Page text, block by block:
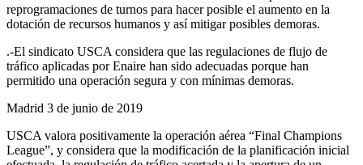
reprogramaciones de turnos para hacer posible el aumento en la
dotación de recursos humanos y así mitigar posibles demoras.
.-El sindicato USCA considera que las regulaciones de flujo de
tráfico aplicadas por Enaire han sido adecuadas porque han
permitido una operación segura y con mínimas demoras.
Madrid 3 de junio de 2019
USCA valora positivamente la operación aérea “Final Champions
League”, y considera que la modificación de la planificación inicial